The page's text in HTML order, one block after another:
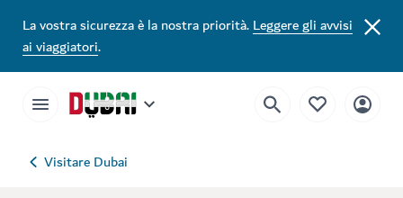
La vostra sicurezza è la nostra priorità.Leggere gli avvisi
ai viaggiatori.
Visitare Dubai